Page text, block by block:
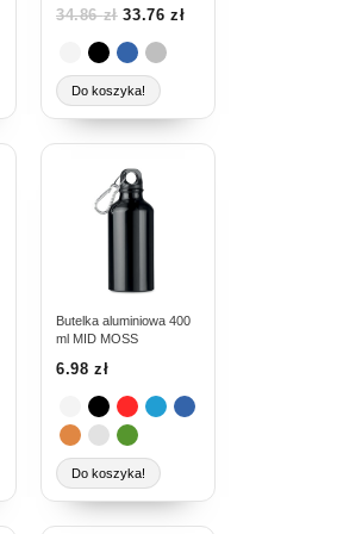
34.86zł 33.76zł
Do koszyka!
stronie
produktu
Butelka aluminiowa 400
ml MID MOSS
6.98zł
Do koszyka!
produkt
można
wybrać
na
stronie
produktu